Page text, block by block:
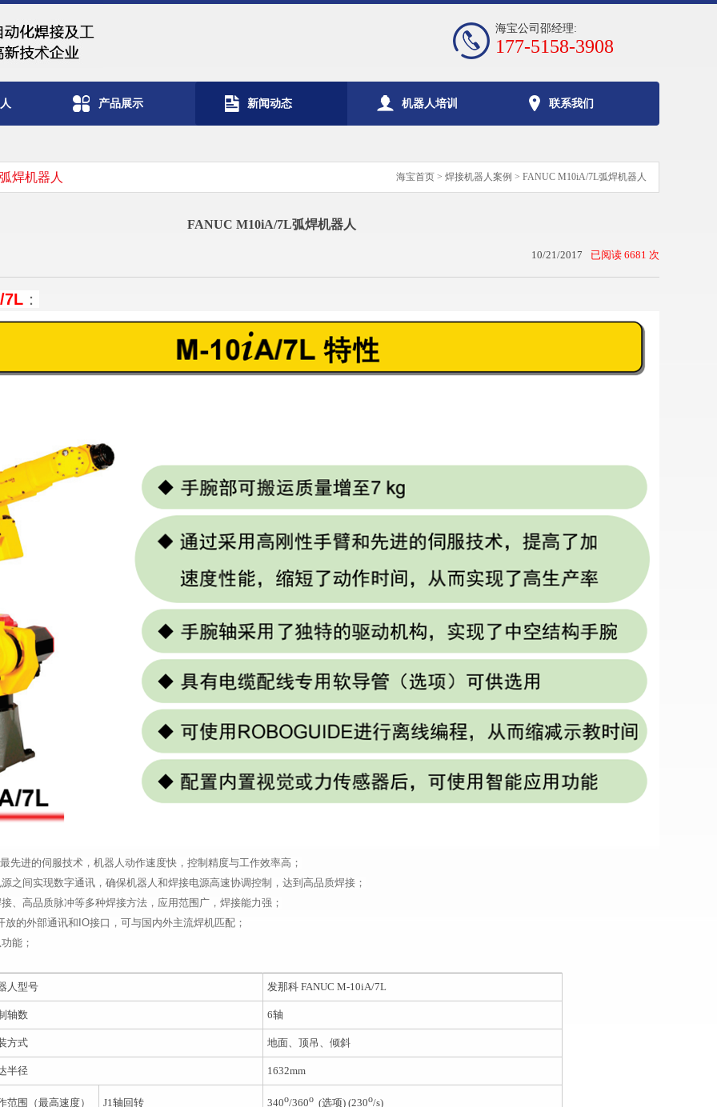
海宝公司邵经理:
177-5158-3908
产品展示 新闻动态 机器人培训 联系我们
海宝首页 > 焊接机器人案例 > FANUC M10iA/7L弧焊机器人
焊机器人
FANUC M10iA/7L弧焊机器人
已阅读 6681 次
10/21/2017
7L ：
先进的伺服技术，机器人动作速度快，控制精度与工作效率高；
之间实现数字通讯，确保机器人和焊接电源高速协调控制，达到高品质焊接；
、高品质脉冲等多种焊接方法，应用范围广，焊接能力强；
的外部通讯和IO接口，可与国内外主流焊机匹配；
能；
人型号
发那科 FANUC M-10iA/7L
轴数 6轴
方式 地面、顶吊、倾斜
半径 1632mm
范围（最高速度） J1轴回转 340o/360o (选项) (230o/s)